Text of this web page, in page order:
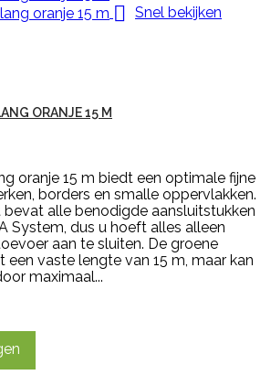
 Snel bekijken
ORANJE 15 M
oranje 15 m biedt een optimale fijne
borders en smalle oppervlakken.
bevat alle benodigde aansluitstukken
System, dus u hoeft alles alleen
aan te sluiten. De groene
een vaste lengte van 15 m, maar kan
maximaal...